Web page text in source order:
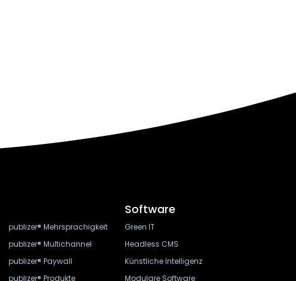
publizer® Mehrsprachigkeit
publizer® Multichannel
publizer® Paywall
publizer® Produkte
Software
Green IT
Headless CMS
Künstliche Intelligenz
Modulare Software